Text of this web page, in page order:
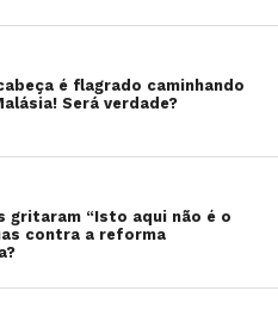
é flagrado caminhando
Será verdade?
gritaram “Isto aqui não é o
contra a reforma